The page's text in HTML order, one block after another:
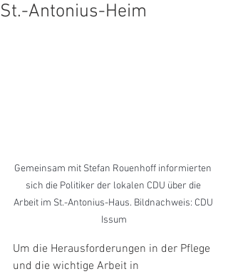
St.-Antonius-Heim
Gemeinsam mit Stefan Rouenhoff informierten
sich die Politiker der lokalen CDU über die
Arbeit im St.-Antonius-Haus. Bildnachweis: CDU
Issum
Um die Herausforderungen in der Pflege
und die wichtige Arbeit in